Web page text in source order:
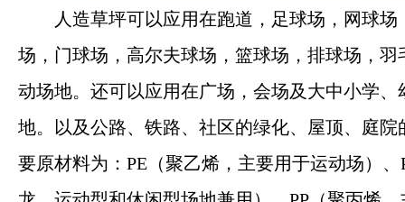
人造草坪可以应用在跑道，足球场，网球
场，门球场，高尔夫球场，篮球场，排球场，羽
动场地。还可以应用在广场，会场及大中小学、
地。以及公路、铁路、社区的绿化、屋顶、庭院
要原材料为：PE（聚乙烯，主要用于运动场）